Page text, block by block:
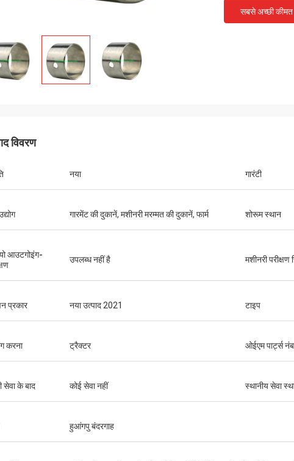
सबसे अच्छी कीमत
विवरण
नया गारंटी
गारमेंट की दुकानें, मशीनरी मरम्मत की दुकानें, फार्म शोरूम स्थान
आउटगोइंग-
उपलब्ध नहीं है मशीनरी परीक्षण
प्रकार नया उत्पाद 2021 टाइप
करना ट्रैक्टर ओईएम पार्ट्स
सेवा के बाद कोई सेवा नहीं स्थानीय सेवा
हुआंगपु बंदरगाह